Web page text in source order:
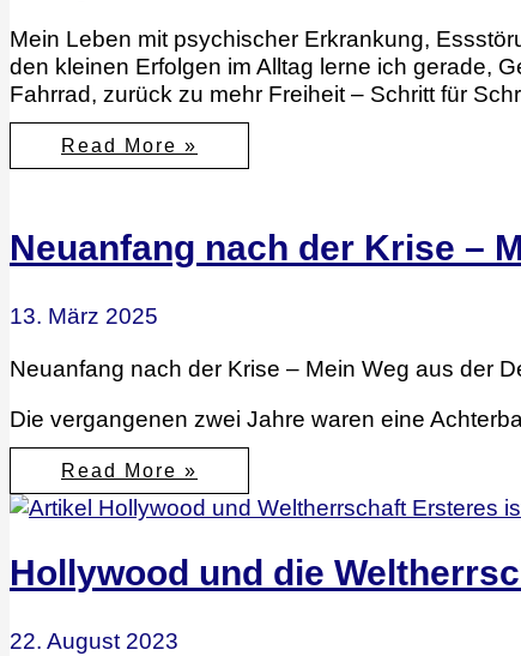
Mein Leben mit psychischer Erkrankung,
den kleinen Erfolgen im Alltag lerne ich gerade,
Fahrrad, zurück zu mehr Freiheit – Schritt für
Lebenszeichen
Read More »
Neuanfang nach der Krise –
13. März 2025
Neuanfang nach der Krise – Mein Weg aus der
Die vergangenen zwei Jahre waren eine
Neuanfang
nach
der
Krise
Mein
Weg
aus
Depression
Read More »
Hollywood und die
22. August 2023